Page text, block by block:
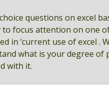
questions on excel
focus attention on one
in ‘current use of excel .
what is your degree
with it.